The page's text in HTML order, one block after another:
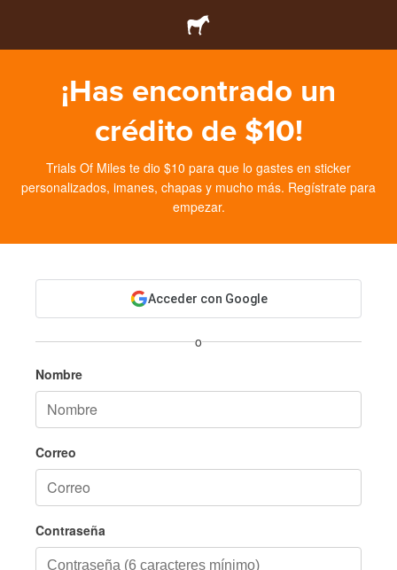
¡Has encontrado un
crédito de $10!
Trials Of Miles te dio $10 para que lo gastes en sticker
personalizados, imanes, chapas y mucho más. Regístrate para
empezar.
Acceder con Google
o
Nombre
Correo
Contraseña